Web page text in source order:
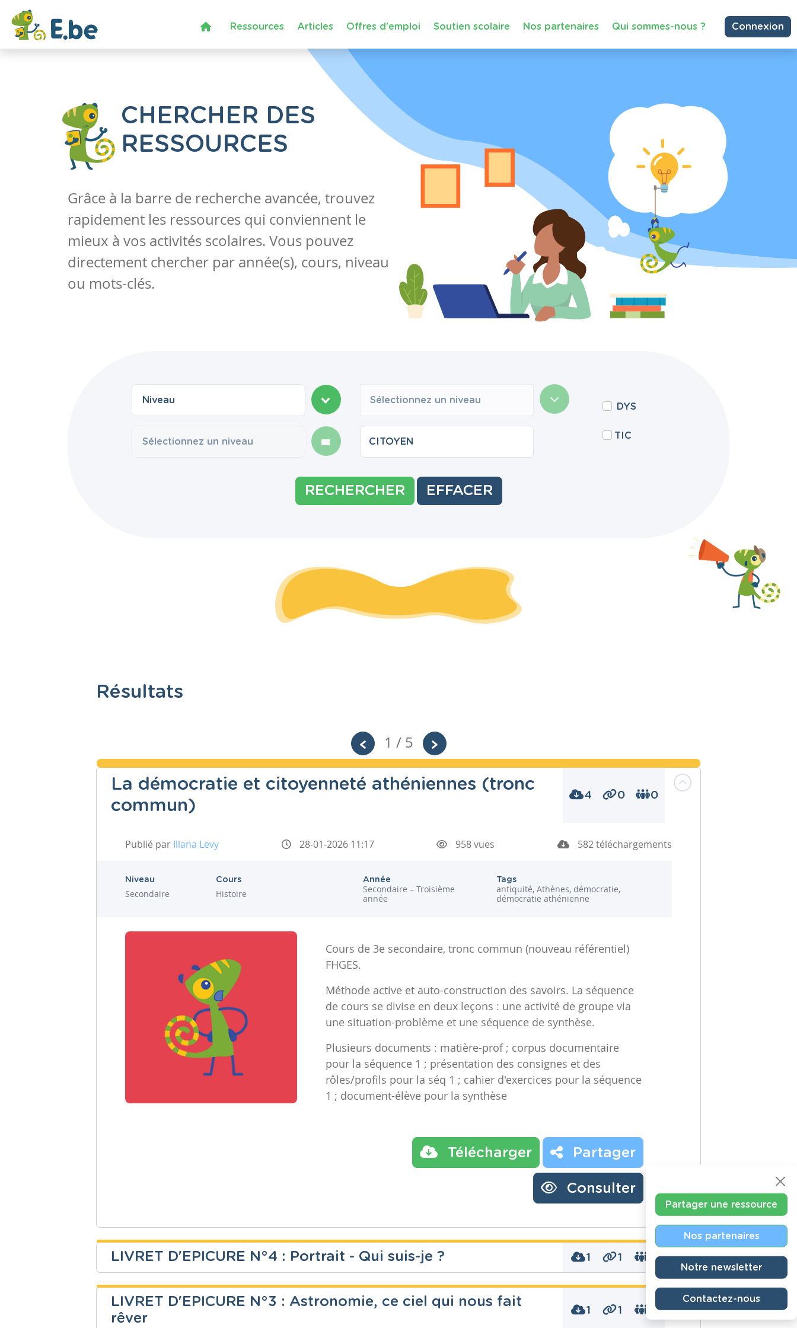
Ressources Articles Offres d'emploi Soutien scolaire Nos partenaires Qui sommes-nous ? Connexion
CHERCHER DES
RESSOURCES
Grâce à la barre de recherche avancée, trouvez
rapidement les ressources qui conviennent le
mieux à vos activités scolaires. Vous pouvez
directement chercher par année(s), cours, niveau
ou mots-clés.
Sélectionnez un niveau
DYS
TIC
RECHERCHER EFFACER
Résultats
1 / 5
La démocratie et citoyenneté athéniennes (tronc
commun)
4 0 0
Publié par Illana Levy 28-01-2026 11:17 958 vues 582 téléchargements
Niveau
Secondaire
Cours
Histoire
Année
Secondaire – Troisième
année
Tags
antiquité, Athènes, démocratie,
démocratie athénienne
Cours de 3e secondaire, tronc commun (nouveau référentiel)
FHGES.
Méthode active et auto-construction des savoirs. La séquence
de cours se divise en deux leçons : une activité de groupe via
une situation-problème et une séquence de synthèse.
Plusieurs documents : matière-prof ; corpus documentaire
pour la séquence 1 ; présentation des consignes et des
rôles/profils pour la séq 1 ; cahier d'exercices pour la séquence
1 ; document-élève pour la synthèse
Télécharger Partager
Consulter
LIVRET D'EPICURE N°4 : Portrait - Qui suis-je ? 1 1 0
Niveau
LIVRET D'EPICURE N°3 : Astronomie, ce ciel qui nous fait
rêver
1 1 0
Partager une ressource
Nos partenaires
Notre newsletter
Contactez-nous